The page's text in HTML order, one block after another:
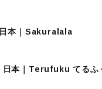
日本｜Sakuralala
日本｜Terufuku てるふ